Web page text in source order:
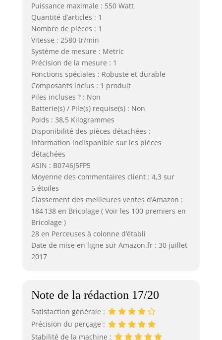
Puissance maximale : 550 Watt
Quantité d’articles : 1
Nombre de pièces : 1
Vitesse : 2580 tr/min
Système de mesure : Metric
Précision de la mesure : 1
Fonctions spéciales : Robuste et durable
Composants inclus : 1 produit
Piles incluses ? : Non
Batterie(s) / Pile(s) requise(s) : Non
Poids : 38,5 Kilogrammes
Disponibilité des pièces détachées :
Information indisponible sur les pièces
détachées
ASIN : B0746J5FP5
Moyenne des commentaires client : 4,3 sur
5 étoiles
Classement des meilleures ventes d’Amazon :
184 138 en Bricolage ( Voir les 100 premiers en
Bricolage )
28 en Perceuses à colonne d’établi
Date de mise en ligne sur Amazon.fr : 30 juillet
2017
Note de la rédaction 17/20
Satisfaction générale :
Précision du perçage :
Stabilité de la machine :